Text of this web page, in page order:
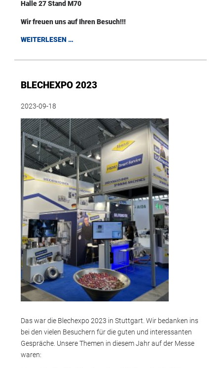
Halle 27 Stand M70
Wir freuen uns auf Ihren Besuch!!!
WEITERLESEN …
BLECHEXPO 2023
2023-09-18
Das war die Blechexpo 2023 in Stuttgart. Wir bedanken ins
bei den vielen Besuchern für die guten und interessanten
Gespräche. Unsere Themen in diesem Jahr auf der Messe
waren: